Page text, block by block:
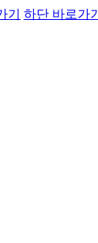
기 하단 바로가기